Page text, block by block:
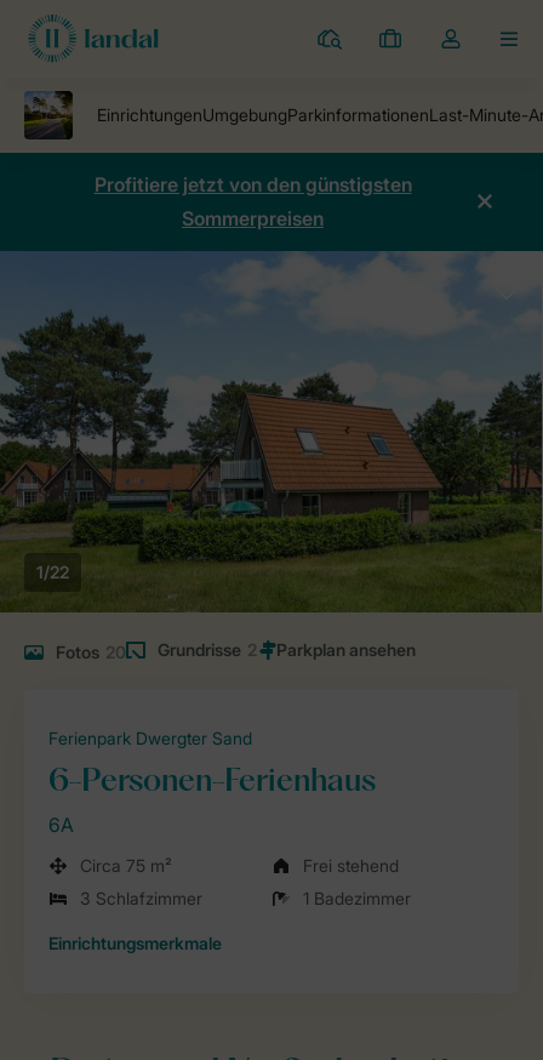
Ferienparks
Meine
Dropdown-
öffnen
Profitiere jetzt von den günstigsten
Sommerpreisen
1/22
Fotos 20 Grundrisse 2
Ferienpark Dwergter Sand
6-Personen-Ferienhaus
6A
Circa 75 m²
Frei stehend
3 Schlafzimmer
1 Badezimmer
Einrichtungsmerkmale